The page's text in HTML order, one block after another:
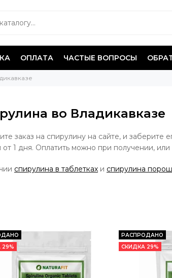
ОПЛАТА ЧАСТЫЕ ВОПРОСЫ
во Владикавказе
заказ на спирулину на сайте, и заберите
от 1 дня. Оплатить можно при получении, или
спирулина в таблетках и спирулина
РАСПРОДАНО
СКИДКА 29%